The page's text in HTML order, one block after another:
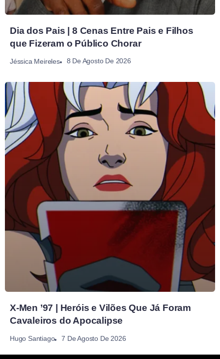
Dia dos Pais | 8 Cenas Entre Pais e Filhos
que Fizeram o Público Chorar
Jéssica Meireles 8 De Agosto De 2026
X-Men ’97 | Heróis e Vilões Que Já Foram
Cavaleiros do Apocalipse
Hugo Santiago 7 De Agosto De 2026